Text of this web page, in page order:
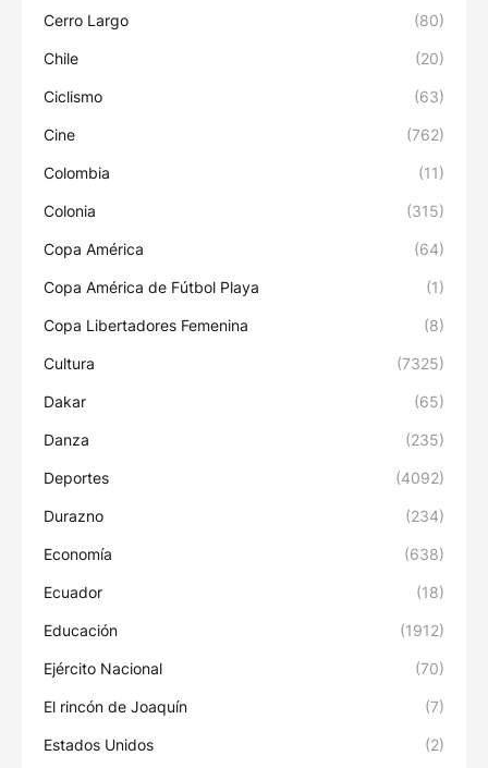
Cerro Largo (80)
Chile (20)
Ciclismo (63)
Cine (762)
Colombia (11)
Colonia (315)
Copa América (64)
Copa América de Fútbol Playa (1)
Copa Libertadores Femenina (8)
Cultura (7325)
Dakar (65)
Danza (235)
Deportes (4092)
Durazno (234)
Economía (638)
Ecuador (18)
Educación (1912)
Ejército Nacional (70)
El rincón de Joaquín (7)
Estados Unidos (2)